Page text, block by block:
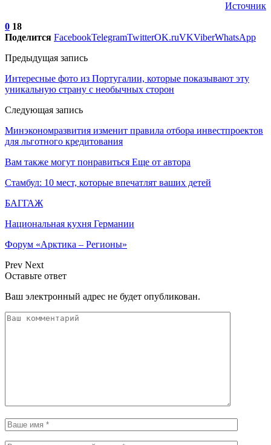
Источник
0 18
Поделится FacebookTelegramTwitterOK.ruVKViberWhatsApp
Предыдущая запись
Интересные фото из Португалии, которые показывают эту
уникальную страну с необычных сторон
Следующая запись
Минэкономразвития изменит правила отбора инвестпроектов
для льготного кредитования
Вам также могут понравиться Еще от автора
Стамбул: 10 мест, которые впечатлят ваших детей
БАГГАЖ
Национальная кухня Германии
Форум «Арктика – Регионы»
Prev Next
Оставьте ответ
Ваш электронный адрес не будет опубликован.